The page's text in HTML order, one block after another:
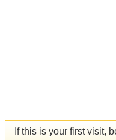
If this is your first visit,